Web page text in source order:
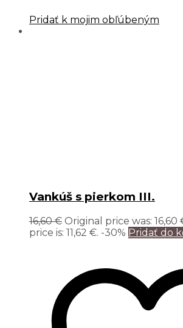
Pridať k mojim obľúbeným
Vankúš s pierkom III.
16,60€ Original price was: 16,60
price is: 11,62 €. -30% Pridať do